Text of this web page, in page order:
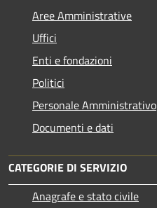
Aree Amministrative
Uffici
Enti e fondazioni
Politici
Personale Amministrativo
Documenti e dati
CATEGORIE DI SERVIZIO
Anagrafe e stato civile